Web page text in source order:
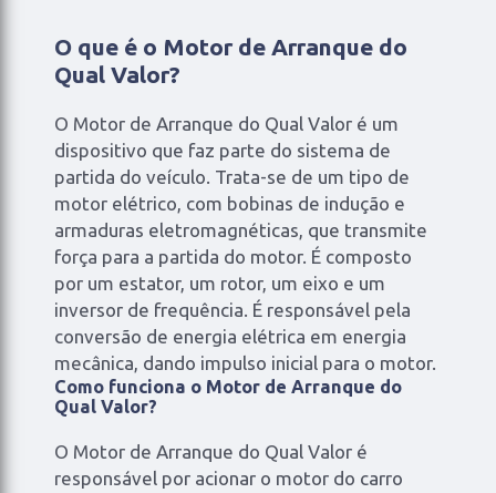
O que é o Motor de Arranque do
Qual Valor?
O Motor de Arranque do Qual Valor é um
dispositivo que faz parte do sistema de
partida do veículo. Trata-se de um tipo de
motor elétrico, com bobinas de indução e
armaduras eletromagnéticas, que transmite
força para a partida do motor. É composto
por um estator, um rotor, um eixo e um
inversor de frequência. É responsável pela
conversão de energia elétrica em energia
mecânica, dando impulso inicial para o motor.
Como funciona o Motor de Arranque do
Qual Valor?
O Motor de Arranque do Qual Valor é
responsável por acionar o motor do carro